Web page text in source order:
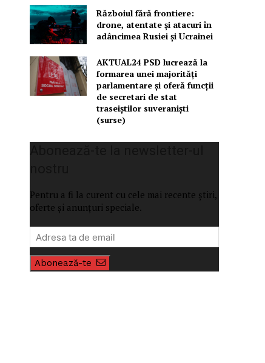
Războiul fără frontiere:
drone, atentate și atacuri în
adâncimea Rusiei și Ucrainei
AKTUAL24 PSD lucrează la
formarea unei majorităţi
parlamentare și oferă funcții
de secretari de stat
traseiștilor suveraniști
(surse)
Pentru a fi la curent cu cele mai recente știri,
oferte și anunțuri speciale.
Abonează-te